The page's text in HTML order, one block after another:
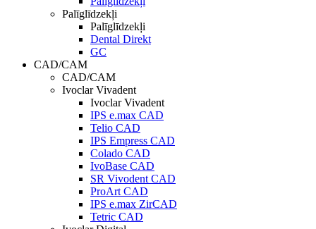
Palīglīdzekļi
Palīglīdzekļi
Dental Direkt
GC
CAD/CAM
CAD/CAM
Ivoclar Vivadent
Ivoclar Vivadent
IPS e.max CAD
Telio CAD
IPS Empress CAD
Colado CAD
IvoBase CAD
SR Vivodent CAD
ProArt CAD
IPS e.max ZirCAD
Tetric CAD